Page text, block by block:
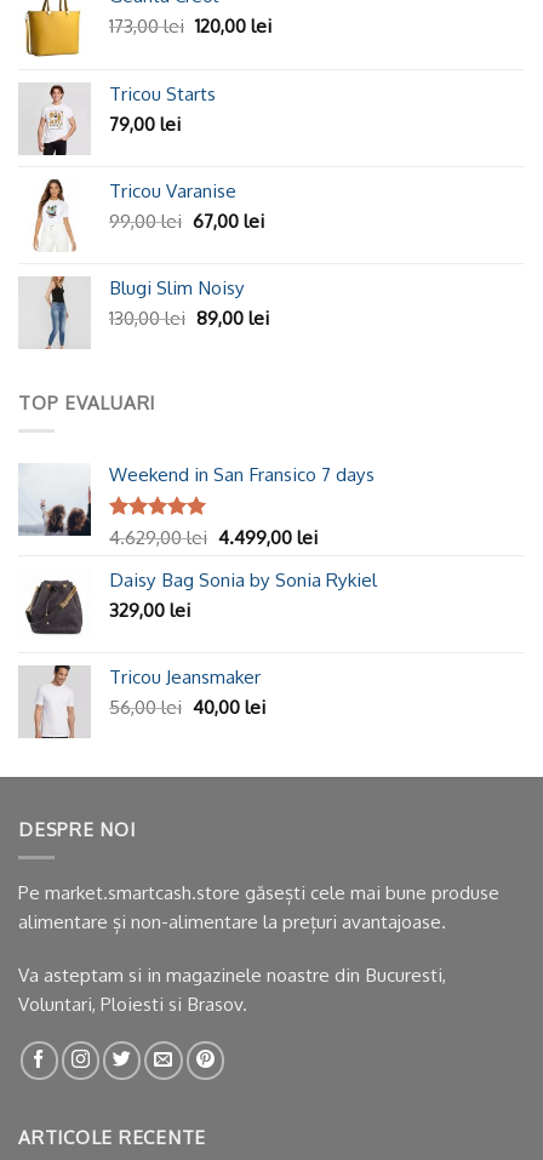
173,00lei 120,00 lei
Tricou Starts
79,00 lei
Tricou Varanise
99,00lei 67,00 lei
Blugi Slim Noisy
130,00lei 89,00 lei
TOP EVALUARI
Weekend in San Fransico 7 days
Evaluat la
4.629,00lei 4.499,00 lei
Daisy Bag Sonia by Sonia Rykiel
329,00 lei
Tricou Jeansmaker
56,00lei 40,00 lei
DESPRE NOI
Pe market.smartcash.store găsești cele mai bune produse
alimentare și non-alimentare la prețuri avantajoase.
Va asteptam si in magazinele noastre din Bucuresti,
Voluntari, Ploiesti si Brasov.
ARTICOLE RECENTE